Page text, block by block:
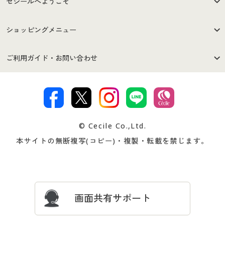
はじめての方へ
セシールご利用規約
著作権・商標について 会社案内
ショッピングメニュー
商品カテゴリ
プレゼント＆キャンペーン サイトマップ
ご利用ガイド・お問い合わせ
交換・返品は お支払は
ついて
忘れの場合
© Cecile Co.,Ltd.
本サイトの無断複写(コピー)・複製・転載を禁じます。
画面共有サポート